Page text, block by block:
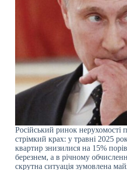
Російський ринок нерухомості
стрімкий крах: у травні 2025
квартир знизилися на 15%
березнем, а в річному
скрутна ситуація зумовлена